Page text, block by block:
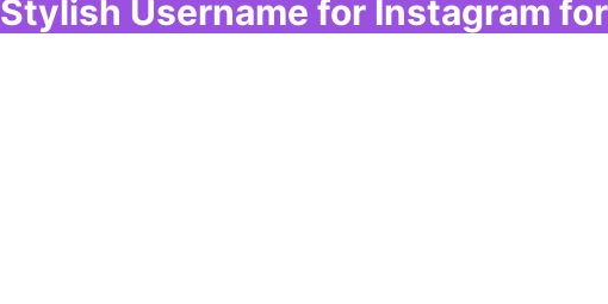
Stylish Username for Instagram